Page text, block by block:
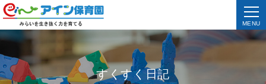
MENU
すくすく日記